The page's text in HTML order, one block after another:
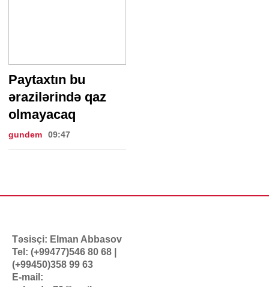
Paytaxtın bu
ərazilərində qaz
olmayacaq
gundem 09:47
Təsisçi: Elman Abbasov
Tel: (+99477)546 80 68 |
(+99450)358 99 63
E-mail: